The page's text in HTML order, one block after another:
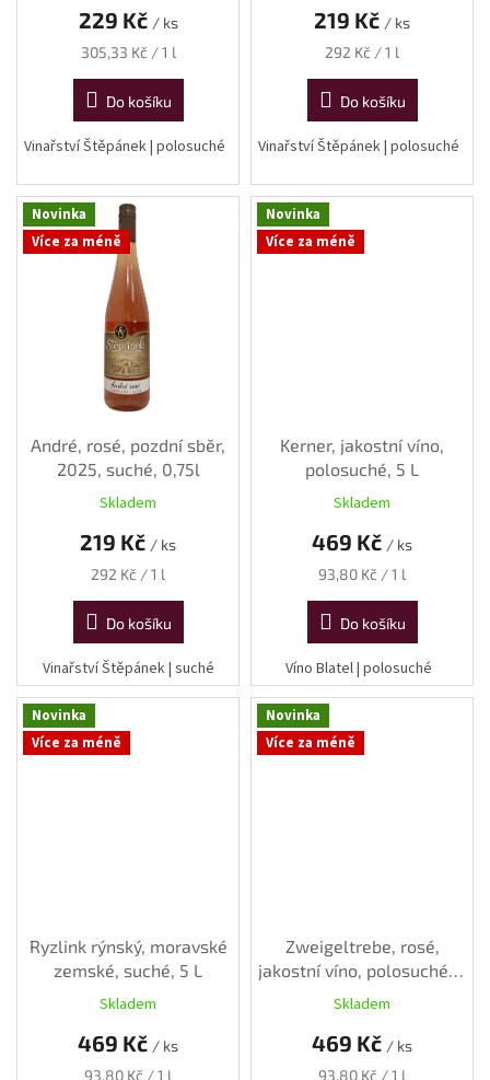
229 Kč / ks
Měrná
305,33 Kč / 1 l
Do košíku
Vinařství Štěpánek | polosuché
219 Kč / ks
Měrná
292 Kč / 1 l
Do košíku
Vinařství Štěpánek | polosuché
Novinka
Více za méně
André, rosé, pozdní sběr,
2025, suché, 0,75l
Skladem
219 Kč / ks
Měrná
292 Kč / 1 l
Do košíku
Vinařství Štěpánek | suché
Novinka
Více za méně
Kerner, jakostní víno,
polosuché, 5 L
Skladem
469 Kč / ks
Měrná
93,80 Kč / 1 l
Do košíku
Víno Blatel | polosuché
Novinka
Více za méně
Ryzlink rýnský, moravské
zemské, suché, 5 L
Skladem
469 Kč / ks
Měrná
93,80 Kč / 1 l
Novinka
Více za méně
Zweigeltrebe, rosé,
jakostní víno, polosuché, 5
Skladem
469 Kč / ks
Měrná
93,80 Kč / 1 l